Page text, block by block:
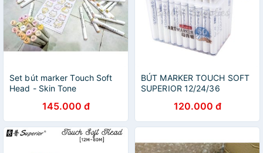
Set bút marker Touch Soft
Head - Skin Tone
145.000 đ
BÚT MARKER TOUCH SOFT
SUPERIOR 12/24/36
120.000 đ